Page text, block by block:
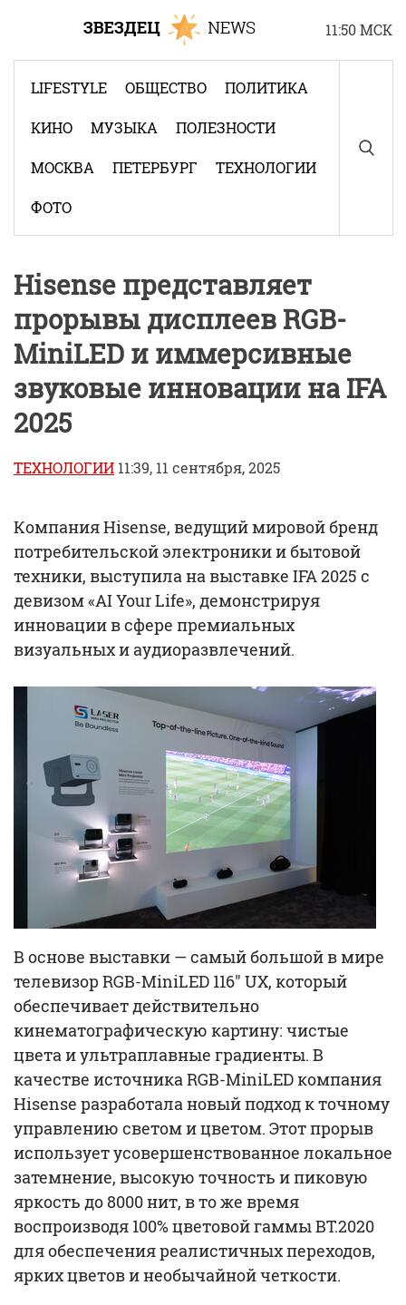
11:50 МСК
LIFESTYLE ОБЩЕСТВО ПОЛИТИКА
КИНО МУЗЫКА ПОЛЕЗНОСТИ
МОСКВА ПЕТЕРБУРГ ТЕХНОЛОГИИ
ФОТО
Hisense представляет
прорывы дисплеев RGB-
MiniLED и иммерсивные
звуковые инновации на IFA
2025
ТЕХНОЛОГИИ 11:39, 11 сентября, 2025
Компания Hisense, ведущий мировой бренд
потребительской электроники и бытовой
техники, выступила на выставке IFA 2025 с
девизом «AI Your Life», демонстрируя
инновации в сфере премиальных
визуальных и аудиоразвлечений.
В основе выставки — самый большой в мире
телевизор RGB-MiniLED 116″ UX, который
обеспечивает действительно
кинематографическую картину: чистые
цвета и ультраплавные градиенты. В
качестве источника RGB-MiniLED компания
Hisense разработала новый подход к точному
управлению светом и цветом. Этот прорыв
использует усовершенствованное локальное
затемнение, высокую точность и пиковую
яркость до 8000 нит, в то же время
воспроизводя 100% цветовой гаммы BT.2020
для обеспечения реалистичных переходов,
ярких цветов и необычайной четкости.